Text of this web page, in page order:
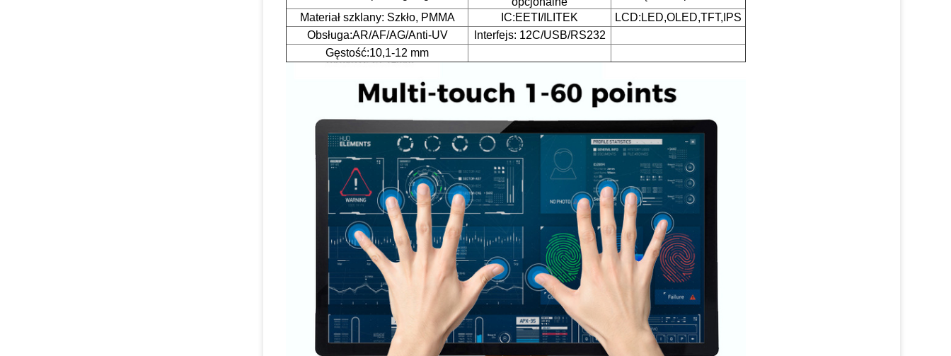
Materiał szklany: Szkło, PMMA
IC:EETI/ILITEK
LCD:LED,OLED,TFT,IPS
Obsługa:AR/AF/AG/Anti-UV
Interfejs: 12C/USB/RS232
Gęstość:10,1-12 mm